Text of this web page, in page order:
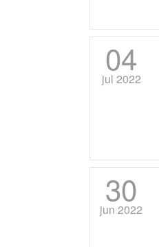
04
jul 2022
30
jun 2022